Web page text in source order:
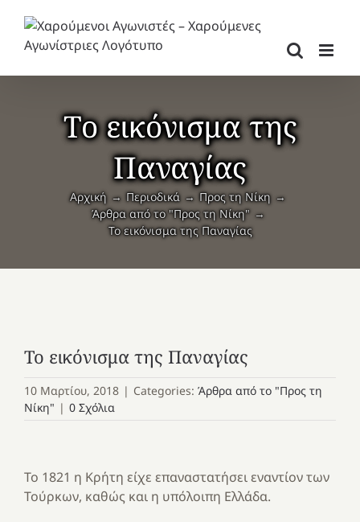
περιεχόμενο
Το εικόνισμα της
Παναγίας
Αρχική Περιοδικά
Προς τη Νίκη
Άρθρα από το "Προς τη Νίκη"
Το εικόνισμα της Παναγίας
Το εικόνισμα της Παναγίας
10 Μαρτίου, 2018 | Categories: Άρθρα από το "Προς τη
Νίκη" | 0 Σχόλια
Το 1821 η Κρήτη είχε επαναστατήσει εναντίον των
Τούρκων, καθώς και η υπόλοιπη Ελλάδα.